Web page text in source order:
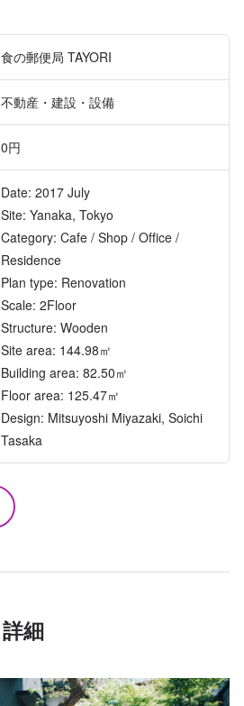
食の郵便局 TAYORI
不動産・建設・設備
0円
Date: 2017 July
Site: Yanaka, Tokyo
Category: Cafe / Shop / Office /
Residence
Plan type: Renovation
Scale: 2Floor
Structure: Wooden
Site area: 144.98㎡
Building area: 82.50㎡
Floor area: 125.47㎡
Design: Mitsuyoshi Miyazaki, Soichi
Tasaka
細